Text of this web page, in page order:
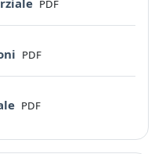
PDF
File
PDF
File
PDF